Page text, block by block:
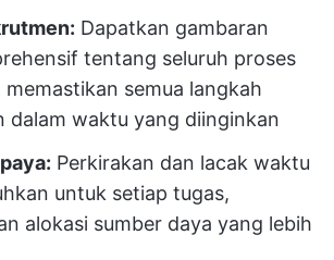
Dapatkan gambaran
tentang seluruh proses
semua langkah
dalam waktu yang diinginkan
Perkirakan dan lacak waktu
untuk setiap tugas,
alokasi sumber daya yang lebih